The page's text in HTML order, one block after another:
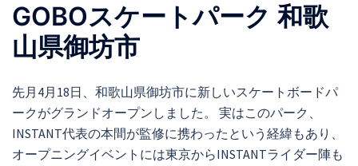
GOBOスケートパーク 和歌
山県御坊市
先月4月18日、和歌山県御坊市に新しいスケートボードパ
ークがグランドオープンしました。 実はこのパーク、
INSTANT代表の本間が監修に携わったという経緯もあり、
オープニングイベントには東京からINSTANTライダー陣も